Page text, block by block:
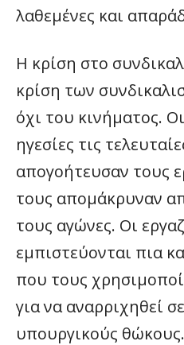
λαθεμένες και
Η κρίση στο
κρίση των
όχι του κινήματος.
ηγεσίες τις
απογοήτευσαν τους
τους απομάκρυναν
τους αγώνες. Οι
εμπιστεύονται πια
που τους
για να αναρριχηθεί
υπουργικούς θώκους.